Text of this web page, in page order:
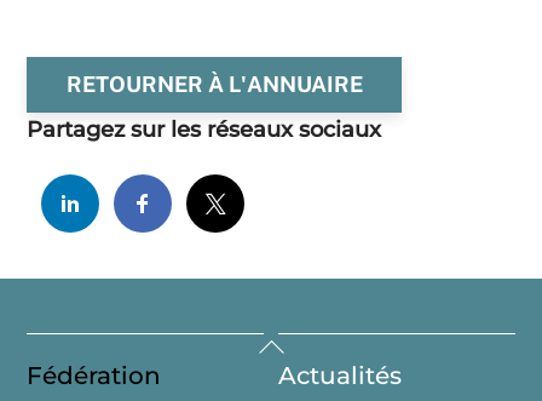
RETOURNER À L'ANNUAIRE
Partagez sur les réseaux sociaux
Back
To
Fédération Actualités